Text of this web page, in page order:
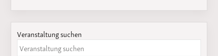
Veranstaltung suchen